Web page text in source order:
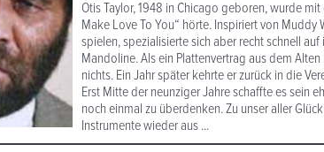
Otis Taylor, 1948 in Chicago geboren, wurde
Make Love To You“ hörte. Inspiriert von
spielen, spezialisierte sich aber recht schnell
Mandoline. Als ein Plattenvertrag aus dem
nichts. Ein Jahr später kehrte er zurück in die
Erst Mitte der neunziger Jahre schaffte es sein
noch einmal zu überdenken. Zu unser aller
Instrumente wieder aus ...